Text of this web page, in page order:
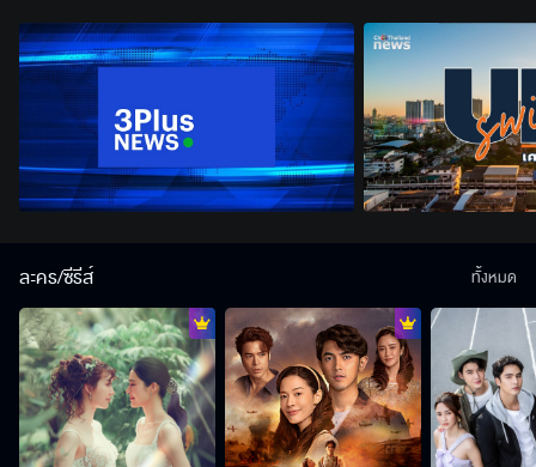
ละคร/ซีรีส์ ทั้งหมด